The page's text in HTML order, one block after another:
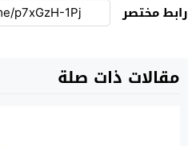
رابط مختصر
مقالات ذات صلة